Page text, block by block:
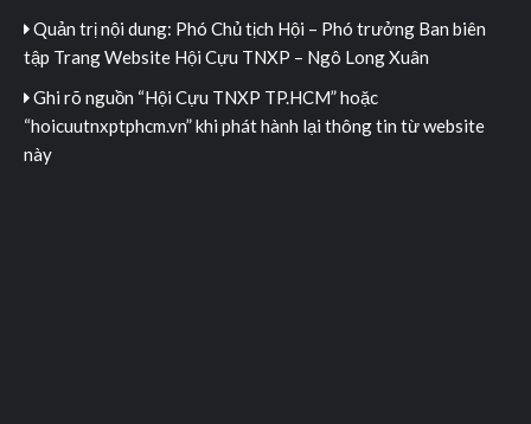
Quản trị nội dung: Phó Chủ tịch Hội – Phó trưởng Ban biên
tập Trang Website Hội Cựu TNXP – Ngô Long Xuân
Ghi rõ nguồn “Hội Cựu TNXP TP.HCM” hoặc
“hoicuutnxptphcm.vn” khi phát hành lại thông tin từ website
này